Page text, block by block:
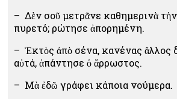
– Δὲν σοῦ μετρᾶνε καθημερινὰ
πυρετό; ρώτησε ἀπορημένη.
– Ἐκτὸς ἀπὸ σένα, κανένας ἄλλος
αὐτά, ἀπάντησε ὁ ἄρρωστος.
– Μὰ ἐδῶ γράφει κάποια νούμερα.